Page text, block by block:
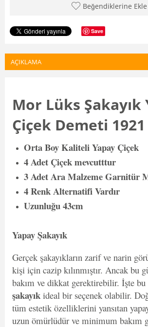
Beğendiklerine Ekle
Save
AÇIKLAMA
Mor Lüks Şakayık
Çiçek Demeti 1921
Orta Boy Kaliteli Yapay Çiçek
4 Adet Çiçek mevcutttur
3 Adet Ara Malzeme Garnitür
4 Renk Alternatifi Vardır
Uzunluğu 43cm
Yapay Şakayık
Gerçek şakayıkların zarif ve narin
kişi için cazip kılınmıştır. Ancak bu
bakım ve dikkat gerektirebilir. İşte bu
şakayık ideal bir seçenek olabilir.
tüm estetik özelliklerini yansıtan
uzun ömürlüdür ve minimum bakım